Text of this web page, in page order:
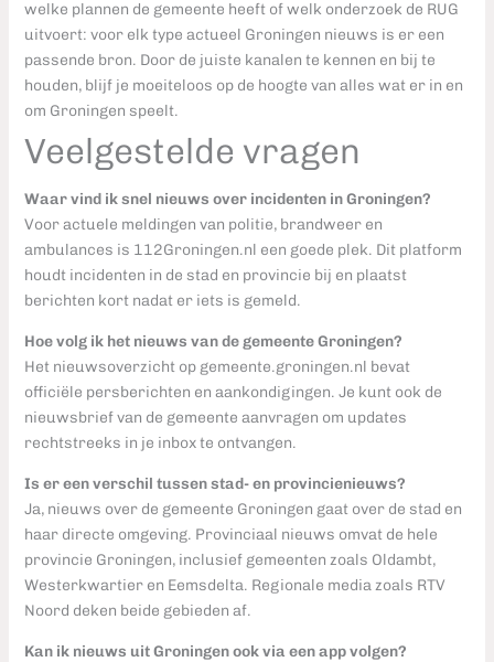
welke plannen de gemeente heeft of welk onderzoek de RUG
uitvoert: voor elk type actueel Groningen nieuws is er een
passende bron. Door de juiste kanalen te kennen en bij te
houden, blijf je moeiteloos op de hoogte van alles wat er in en
om Groningen speelt.
Veelgestelde vragen
Waar vind ik snel nieuws over incidenten in Groningen?
Voor actuele meldingen van politie, brandweer en
ambulances is 112Groningen.nl een goede plek. Dit platform
houdt incidenten in de stad en provincie bij en plaatst
berichten kort nadat er iets is gemeld.
Hoe volg ik het nieuws van de gemeente Groningen?
Het nieuwsoverzicht op gemeente.groningen.nl bevat
officiële persberichten en aankondigingen. Je kunt ook de
nieuwsbrief van de gemeente aanvragen om updates
rechtstreeks in je inbox te ontvangen.
Is er een verschil tussen stad- en provincienieuws?
Ja, nieuws over de gemeente Groningen gaat over de stad en
haar directe omgeving. Provinciaal nieuws omvat de hele
provincie Groningen, inclusief gemeenten zoals Oldambt,
Westerkwartier en Eemsdelta. Regionale media zoals RTV
Noord deken beide gebieden af.
Kan ik nieuws uit Groningen ook via een app volgen?